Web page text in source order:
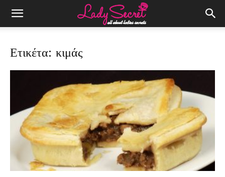
Ετικέτα: κιμάς